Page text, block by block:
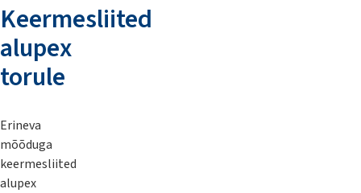
Keermesliited
alupex
torule
Erineva
mõõduga
keermesliited
alupex